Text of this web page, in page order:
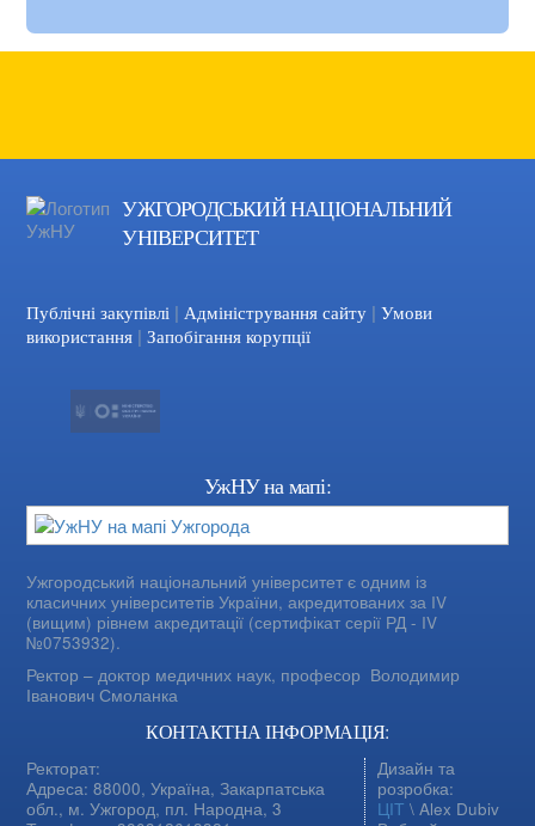
УЖГОРОДСЬКИЙ НАЦІОНАЛЬНИЙ
УНІВЕРСИТЕТ
Facebook
Публічні закупівлі | Адміністрування сайту | Умови
використання | Запобігання корупції
УжНУ на мапі:
Ужгородський національний університет є одним із
класичних університетів України, акредитованих за IV
(вищим) рівнем акредитації (сертифікат серії РД - IV
№0753932).
Ректор – доктор медичних наук, професор Володимир
Іванович Смоланка
КОНТАКТНА ІНФОРМАЦІЯ:
Ректорат:
Адреса: 88000, Україна, Закарпатська
обл., м. Ужгород, пл. Народна, 3
Дизайн та
розробка:
ЦІТ \ Alex Dubiv